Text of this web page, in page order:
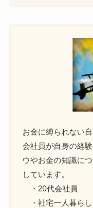
お金に縛られない
会社員が自身の経
ウやお金の知識に
しています。
・20代会社員
・社宅一人暮らし